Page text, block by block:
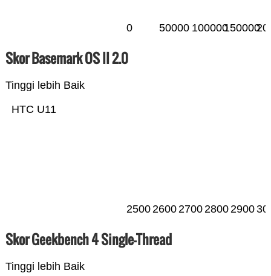
0 50000 100000150000
Skor Basemark OS II 2.0
Tinggi lebih Baik
HTC U11
25002600270028002900
Skor Geekbench 4 Single-Thread
Tinggi lebih Baik